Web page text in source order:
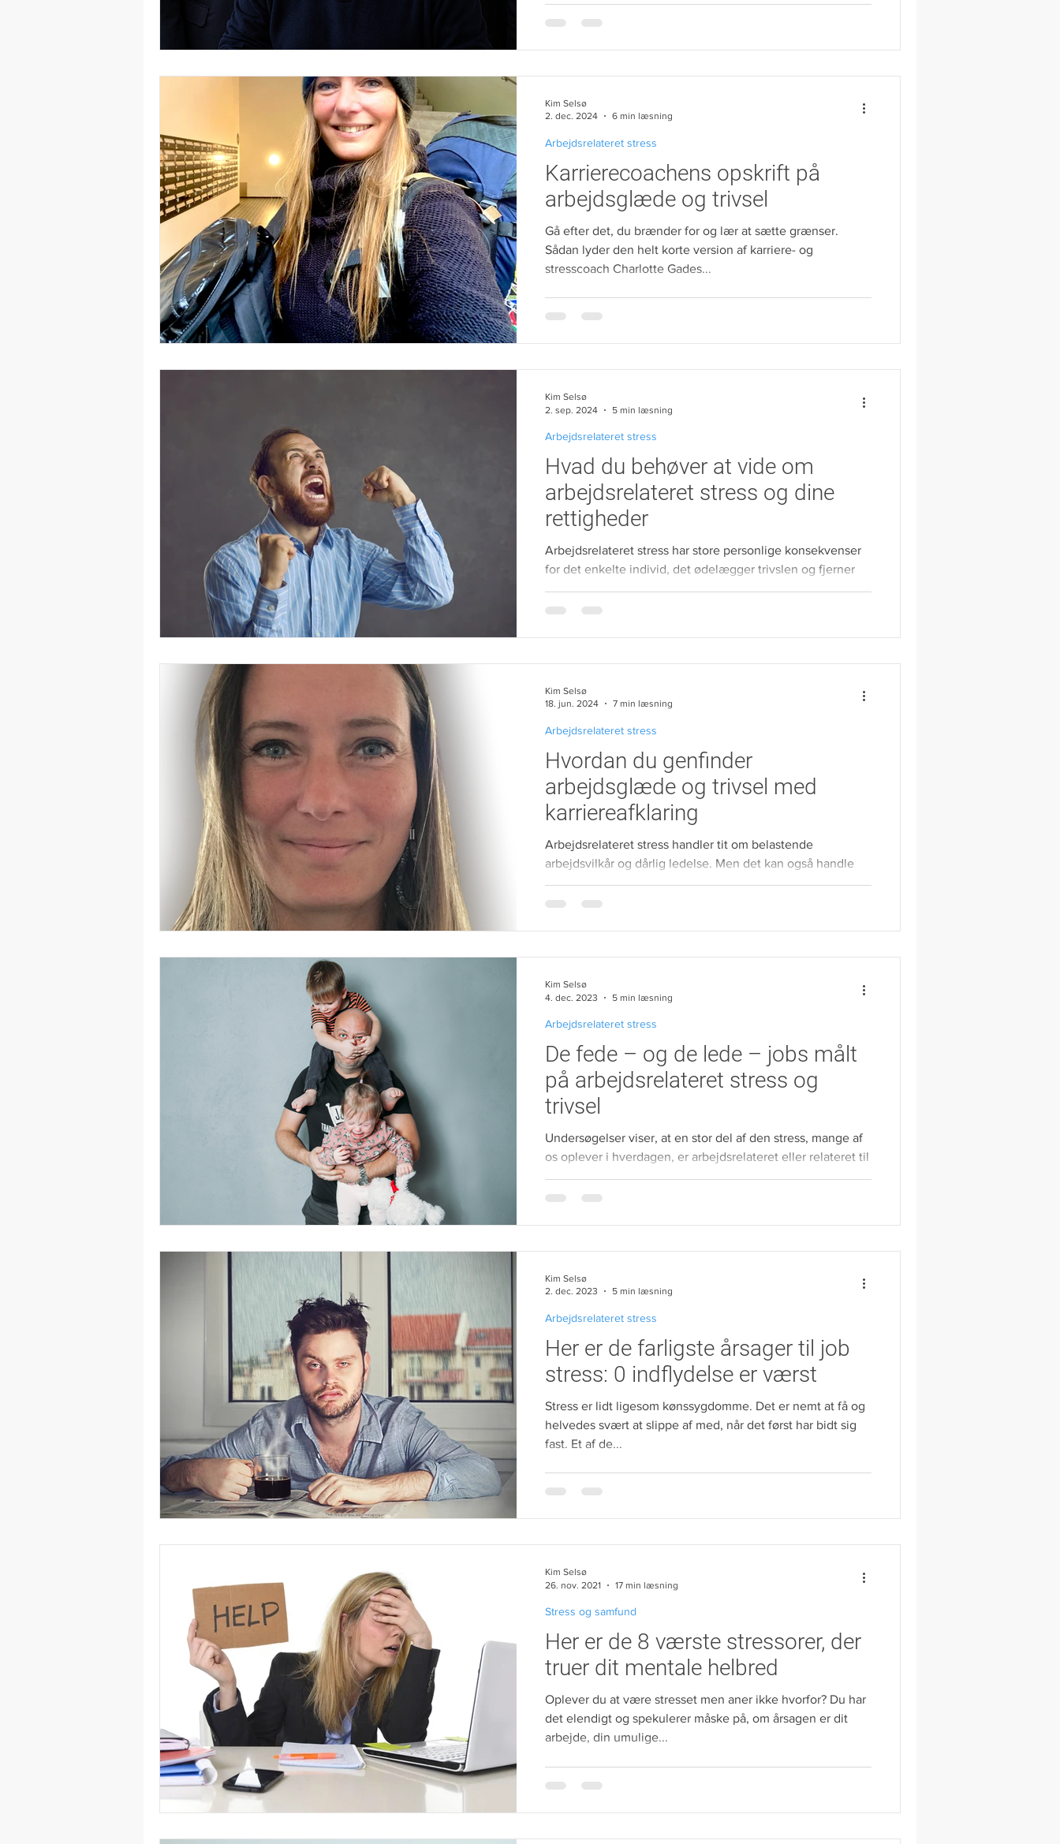
Der er endnu ikke udsigt til et nyt job. Jeg sidder på
jeg kigger ud på en himmel, der er dækket af et tyndt hvidt
fraværende, men det er bedre end i
Karrierecoachens opskrift på
arbejdsglæde og trivsel
Gå efter det, du brænder for og lær at sætte grænser.
Sådan lyder den helt korte version af karriere- og
stresscoach Charlotte Gades...
Arbejdsrelateret stress
Kim Selsø
2. dec. 2024
6 min læsning
Hvad du behøver at vide om
arbejdsrelateret stress og dine
rettigheder
Arbejdsrelateret stress har store personlige konsekvenser
for det enkelte individ, det ødelægger trivslen og fjerner
Arbejdsrelateret stress
Kim Selsø
2. sep. 2024
5 min læsning
Hvordan du genfinder
arbejdsglæde og trivsel med
karriereafklaring
Arbejdsrelateret stress handler tit om belastende
arbejdsvilkår og dårlig ledelse. Men det kan også handle
om en generel følelse af ikke...
Arbejdsrelateret stress
Kim Selsø
18. jun. 2024
7 min læsning
De fede – og de lede – jobs målt
på arbejdsrelateret stress og
trivsel
Undersøgelser viser, at en stor del af den stress, mange af
os oplever i hverdagen, er arbejdsrelateret eller relateret til
privatlivet alene er kilde til stress. Når arbejdet betyder så
branche med omhu. Der er stor forskel på at være ansat i
forskel på d
Arbejdsrelateret stress
Kim Selsø
4. dec. 2023
5 min læsning
Her er de farligste årsager til job
stress: 0 indflydelse er værst
Stress er lidt ligesom kønssygdomme. Det er nemt at få og
helvedes svært at slippe af med, når det først har bidt sig
fast. Et af de...
Arbejdsrelateret stress
Kim Selsø
2. dec. 2023
5 min læsning
Her er de 8 værste stressorer, der
truer dit mentale helbred
Oplever du at være stresset men aner ikke hvorfor? Du har
det elendigt og spekulerer måske på, om årsagen er dit
arbejde, din umulige...
Stress og samfund
Kim Selsø
26. nov. 2021
17 min læsning